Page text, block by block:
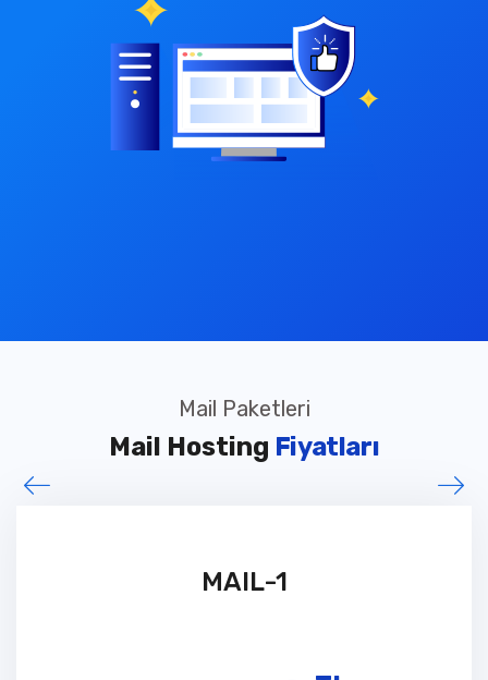
Mail Paketleri
Mail Hosting Fiyatları
MAIL-1